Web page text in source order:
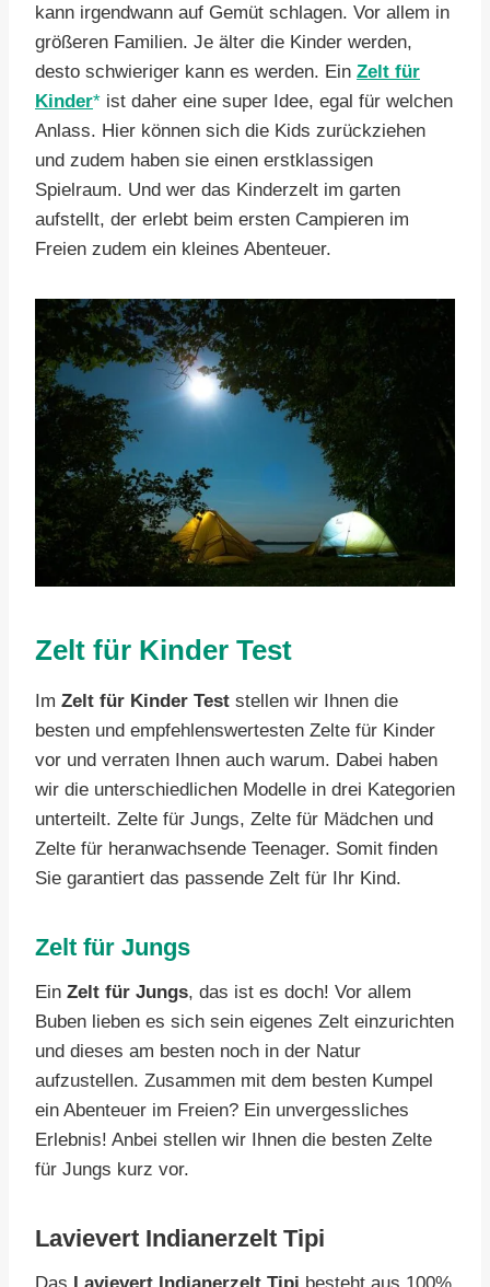
kann irgendwann auf Gemüt schlagen. Vor allem in
größeren Familien. Je älter die Kinder werden,
desto schwieriger kann es werden. Ein Zelt für
Kinder
ist daher eine super Idee, egal für welchen
Anlass. Hier können sich die Kids zurückziehen
und zudem haben sie einen erstklassigen
Spielraum. Und wer das Kinderzelt im garten
aufstellt, der erlebt beim ersten Campieren im
Freien zudem ein kleines Abenteuer.
Zelt für Kinder Test
Im Zelt für Kinder Test stellen wir Ihnen die
besten und empfehlenswertesten Zelte für Kinder
vor und verraten Ihnen auch warum. Dabei haben
wir die unterschiedlichen Modelle in drei Kategorien
unterteilt. Zelte für Jungs, Zelte für Mädchen und
Zelte für heranwachsende Teenager. Somit finden
Sie garantiert das passende Zelt für Ihr Kind.
Zelt für Jungs
Ein Zelt für Jungs, das ist es doch! Vor allem
Buben lieben es sich sein eigenes Zelt einzurichten
und dieses am besten noch in der Natur
aufzustellen. Zusammen mit dem besten Kumpel
ein Abenteuer im Freien? Ein unvergessliches
Erlebnis! Anbei stellen wir Ihnen die besten Zelte
für Jungs kurz vor.
Lavievert Indianerzelt Tipi